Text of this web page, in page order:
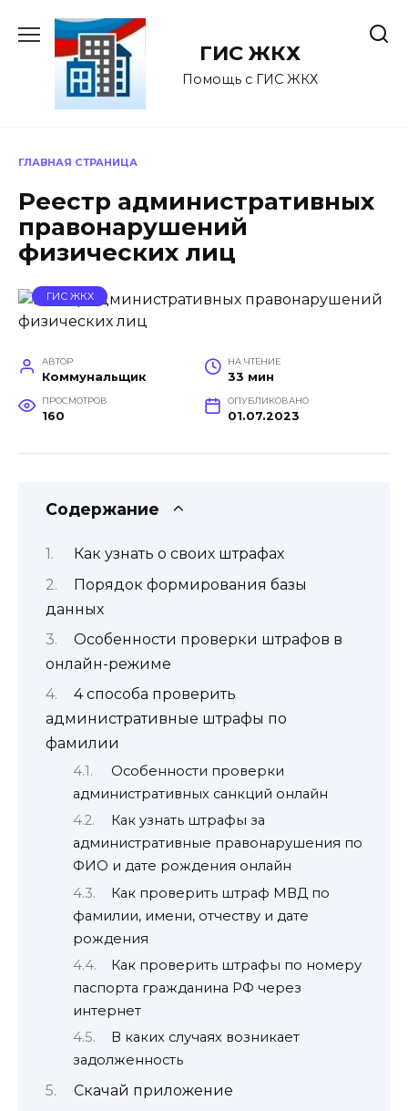
содержанию
ГИС ЖКХ
Помощь с ГИС ЖКХ
ГЛАВНАЯ СТРАНИЦА
Реестр административных
правонарушений
физических лиц
ГИС ЖКХ
АВТОР
Коммунальщик
НА ЧТЕНИЕ
33 мин
ПРОСМОТРОВ
160
ОПУБЛИКОВАНО
01.07.2023
Содержание
Как узнать о своих штрафах
Порядок формирования базы
данных
Особенности проверки штрафов в
онлайн-режиме
4 способа проверить
административные штрафы по
фамилии
Особенности проверки
административных санкций онлайн
Как узнать штрафы за
административные правонарушения по
ФИО и дате рождения онлайн
Как проверить штраф МВД по
фамилии, имени, отчеству и дате
рождения
Как проверить штрафы по номеру
паспорта гражданина РФ через
интернет
В каких случаях возникает
задолженность
Скачай приложение